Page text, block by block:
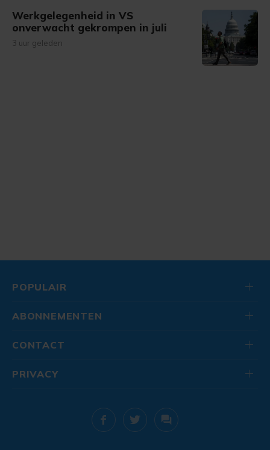
Werkgelegenheid in VS
onverwacht gekrompen in juli
3 uur geleden
POPULAIR
ABONNEMENTEN
CONTACT
PRIVACY